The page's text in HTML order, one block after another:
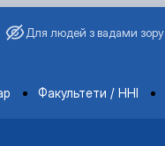
Для людей з вадами зору
Факультети / ННІ